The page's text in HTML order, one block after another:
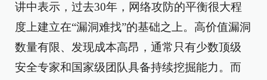
讲中表示，过去30年，网络攻防的平衡很大程
度上建立在“漏洞难找”的基础之上。高价值漏洞
数量有限、发现成本高昂，通常只有少数顶级
安全专家和国家级团队具备持续挖掘能力。而